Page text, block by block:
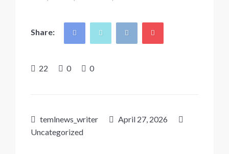
Share:
22 0 0
temlnews_writer
April 27, 2026
Uncategorized